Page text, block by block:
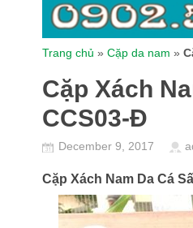
Trang chủ » Cặp da nam »
Cặp Xách
CCS03-Đ
December 9, 2017
Cặp Xách Nam Da Cá